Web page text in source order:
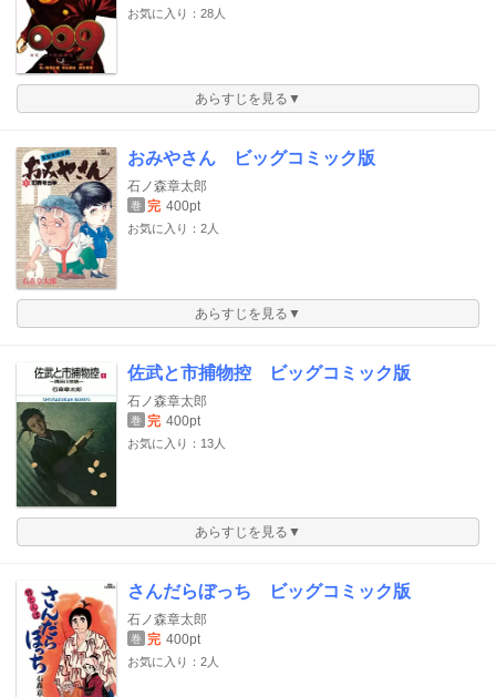
お気に入り：28人
あらすじを見る▼
おみやさん ビッグコミック版
石ノ森章太郎
巻 完 400pt
お気に入り：2人
あらすじを見る▼
佐武と市捕物控 ビッグコミック版
石ノ森章太郎
巻 完 400pt
お気に入り：13人
あらすじを見る▼
さんだらぼっち ビッグコミック版
石ノ森章太郎
巻 完 400pt
お気に入り：2人